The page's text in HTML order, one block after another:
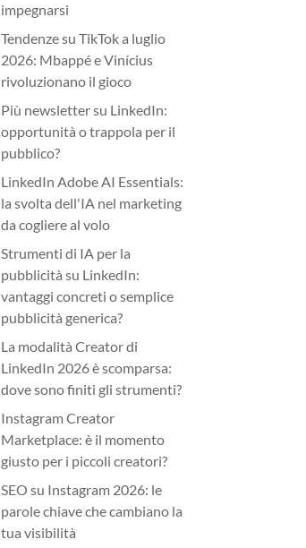
impegnarsi
Tendenze su TikTok a luglio
2026: Mbappé e Vinícius
rivoluzionano il gioco
Più newsletter su LinkedIn:
opportunità o trappola per il
pubblico?
LinkedIn Adobe AI Essentials:
la svolta dell'IA nel marketing
da cogliere al volo
Strumenti di IA per la
pubblicità su LinkedIn:
vantaggi concreti o semplice
pubblicità generica?
La modalità Creator di
LinkedIn 2026 è scomparsa:
dove sono finiti gli strumenti?
Instagram Creator
Marketplace: è il momento
giusto per i piccoli creatori?
SEO su Instagram 2026: le
parole chiave che cambiano la
tua visibilità